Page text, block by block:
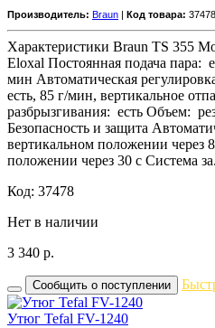
Производитель: Braun | Код товара:
Характеристики Braun TS 355
Eloxal Постоянная подача пара:
мин Автоматическая
есть, 85 г/мин, вертикальное
разбрызгивания: есть Объем:
Безопасность и защита
вертикальном положении через
положении через 30 с Система
Код: 37478
Нет в наличии
3 340 р.
Сообщить о поступлении
Утюг Tefal FV-1240